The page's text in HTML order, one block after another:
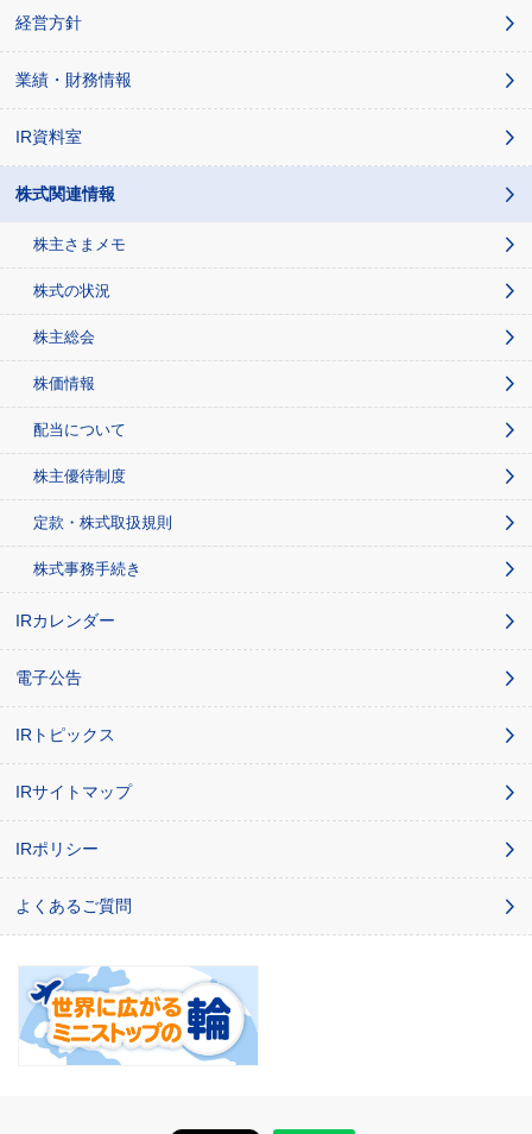
経営方針
業績・財務情報
IR資料室
株式関連情報
株主さまメモ
株式の状況
株主総会
株価情報
配当について
株主優待制度
定款・株式取扱規則
株式事務手続き
IRカレンダー
電子公告
IRトピックス
IRサイトマップ
IRポリシー
よくあるご質問